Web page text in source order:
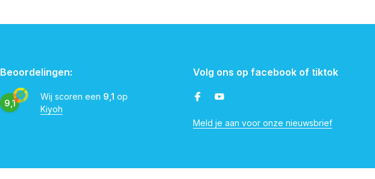
Beoordelingen:
9,1
Wij scoren een 9,1 op
Kiyoh
Volg ons op facebook of tiktok
Meld je aan voor onze nieuwsbrief